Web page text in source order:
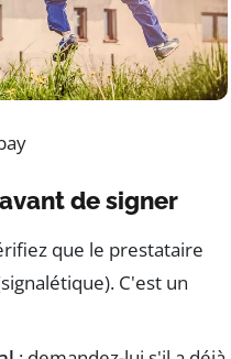
de signer
que le prestataire
C'est un